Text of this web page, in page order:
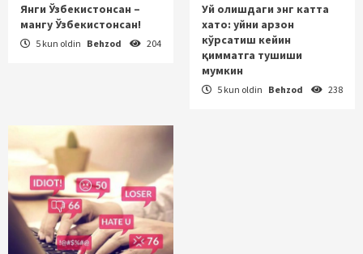
Янги Ўзбекистонсан –
мангу Ўзбекистонсан!
5 kun oldin Behzod 204
Уй олишдаги энг катта
хато: уйни арзон
кўрсатиш кейин
қимматга тушиши
мумкин
5 kun oldin Behzod 238